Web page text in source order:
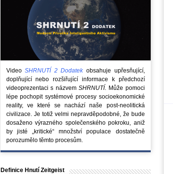
VideoSHRNUTÍ 2 Dodatekobsahuje upřesňující,
doplňující nebo rozšiřující informace k předchozí
videoprezentaci s názvemSHRNUTÍ. Může pomoci
lépe pochopit systémové procesy socioekonomické
reality, ve které se nachází naše post-neolitická
civilizace. Je totiž velmi nepravděpodobné, že bude
dosaženo výrazného společenského pokroku, aniž
by jisté „kritické“ množství populace dostatečně
porozumělo těmto procesům.
Definice Hnutí Zeitgeist